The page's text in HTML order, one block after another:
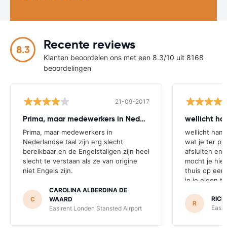
8.3 Recente reviews
Klanten beoordelen ons met een 8.3/10 uit 8168
beoordelingen
21-09-2017
Prima, maar medewerkers in Nederlandse
Prima, maar medewerkers in
Nederlandse taal zijn erg slecht
bereikbaar en de Engelstaligen zijn heel
slecht te verstaan als ze van origine
niet Engels zijn.
C
CAROLINA ALBERDINA DE
WAARD
Easirent Londen Stansted Airport
wellicht
wellicht
wat je ter
afsluiten en
mocht je
thuis op een
in je eigen
met een
het verzoek
R